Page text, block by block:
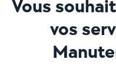
Vous
vos